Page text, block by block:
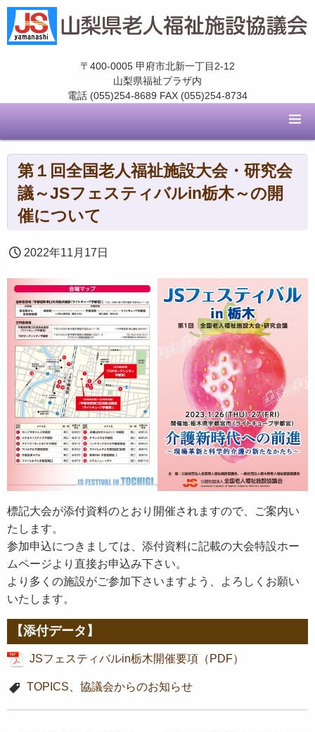
〒400-0005 甲府市北新一丁目2-12
山梨県福祉プラザ内
電話 (055)254-8689 FAX (055)254-8734
第１回全国老人福祉施設大会・研究会
議～JSフェスティバルin栃木～の開
催について
2022年11月17日
標記大会が添付資料のとおり開催されますので、ご案内い
たします。
参加申込につきましては、添付資料に記載の大会特設ホー
ムページより直接お申込み下さい。
より多くの施設がご参加下さいますよう、よろしくお願い
いたします。
【添付データ】
JSフェスティバルin栃木開催要項（PDF）
TOPICS、 協議会からのお知らせ